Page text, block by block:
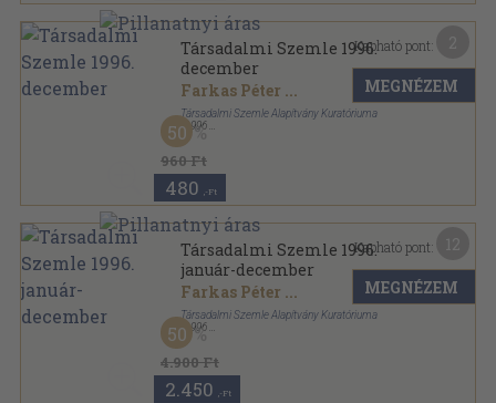
Társadalmi Szemle 1996.
december
Farkas Péter ...
Társadalmi Szemle Alapítvány Kuratóriuma
, 1996
Ragasztott papírkötés
Társadalmi Szemle sorozat
960 Ft
50
480 ,-Ft
Kapható pont:
MEGNÉZEM
Társadalmi Szemle 1996.
január-december
Farkas Péter ...
Társadalmi Szemle Alapítvány Kuratóriuma
, 1996
Ragasztott papírkötés
Társadalmi Szemle sorozat
4.900 Ft
50
2.450 ,-Ft
Kapható pont:
MEGNÉZEM